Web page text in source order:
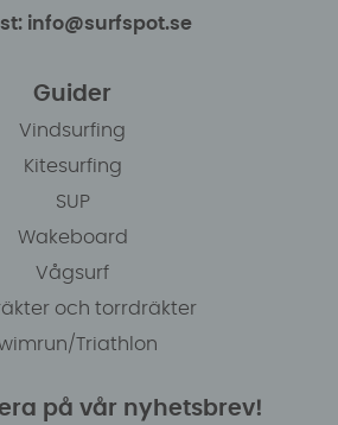
info@surfspot.se
Guider
Vindsurfing
Kitesurfing
SUP
Wakeboard
Vågsurf
och torrdräkter
Triathlon
på vår nyhetsbrev!